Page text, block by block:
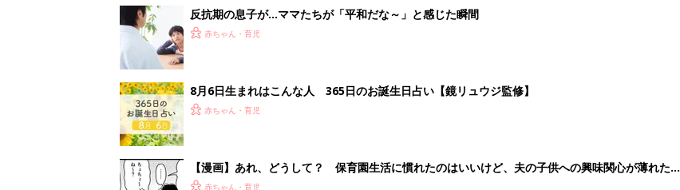
反抗期の息子が...ママたちが「平和だな～」と感じた瞬間
赤ちゃん・育児
8月6日生まれはこんな人 365日のお誕生日占い【鏡リュウジ監修】
赤ちゃん・育児
【漫画】あれ、どうして？ 保育園生活に慣れたのはいいけど、夫の子供への興味関心が薄れた気
がする……！『ふうふう子育て ＃91』
赤ちゃん・育児